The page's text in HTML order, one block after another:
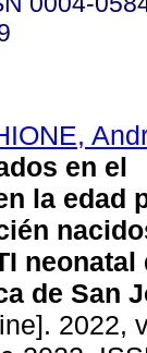
en el
la edad
neonatal
de San
2022,